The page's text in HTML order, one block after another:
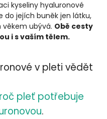
kyseliny hyaluronové
jejích buněk jen látku,
ubývá. Obě cesty
i s vaším tělem.
v pleti vědět
pleť potřebuje
.